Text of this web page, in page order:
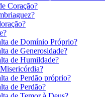
Coração?
de Domínio Próprio?
de Generosidade?
de Humildade?
de Perdão próprio?
de Perdão?